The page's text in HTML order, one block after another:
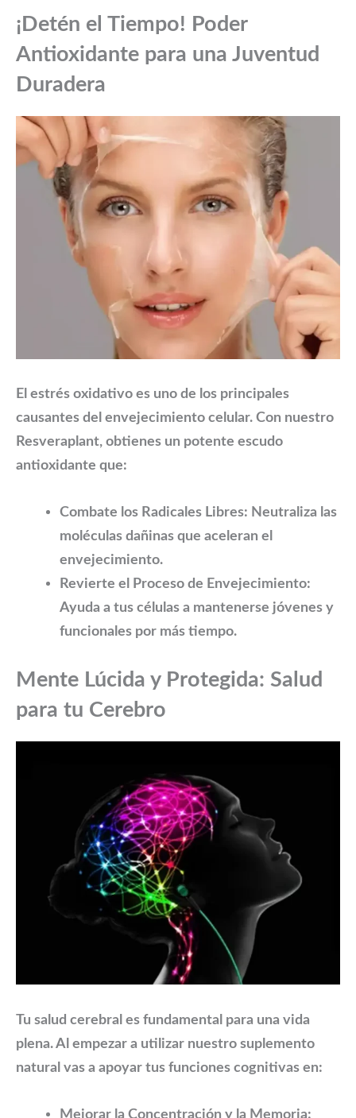
¡Detén el Tiempo! Poder
Antioxidante para una Juventud
Duradera
El estrés oxidativo es uno de los principales
causantes del envejecimiento celular. Con nuestro
Resveraplant, obtienes un potente escudo
antioxidante que:
Combate los Radicales Libres: Neutraliza las
moléculas dañinas que aceleran el
envejecimiento.
Revierte el Proceso de Envejecimiento:
Ayuda a tus células a mantenerse jóvenes y
funcionales por más tiempo.
Mente Lúcida y Protegida: Salud
para tu Cerebro
Tu salud cerebral es fundamental para una vida
plena. Al empezar a utilizar nuestro suplemento
natural vas a apoyar tus funciones cognitivas en:
Mejorar la Concentración y la Memoria: